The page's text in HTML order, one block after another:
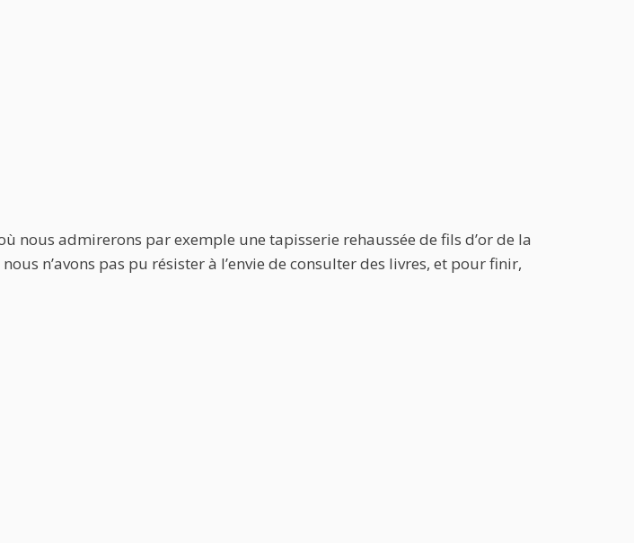
nous admirerons par exemple une tapisserie rehaussée de fils d’or de la
n’avons pas pu résister à l’envie de consulter des livres, et pour finir,